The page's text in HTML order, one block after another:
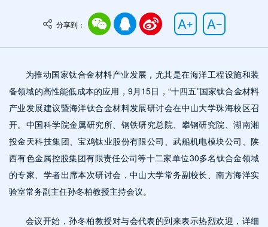
分享到：
为推动国家钛合金材料产业发展，尤其是在海洋工程设施和装
备领域的高性能低成本的应用，9月15日，“十四五”国家钛合金材料
产业发展建议暨海洋钛合金材料发展研讨会在中山大学珠海校区召
开。中国科学院金属研究所、钢铁研究总院、攀钢研究院、湖南湘
投金天科技集团、宝鸡钛业股份有限公司、武船机电模块公司、陕
西有色金属控股集团有限责任公司等十二家单位30多名钛合金领域
的专家、学者出席本次研讨会，中山大学常务副校长、南方海洋实
验室常务副主任孙冬柏教授主持会议。
会议开始，孙冬柏教授对与会代表的到来表示热烈欢迎，详细